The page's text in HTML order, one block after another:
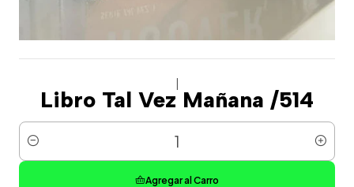
Libro Tal Vez Mañana /514
Cantidad
Agregar al Carro